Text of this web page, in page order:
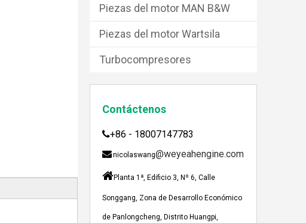
Piezas del motor MAN B&W
Piezas del motor Wartsila
Turbocompresores
Contáctenos
+86 - 18007147783
nicolaswang@weyeahengine.com
Planta 1ª, Edificio 3, Nº 6, Calle
Songgang, Zona de Desarrollo Económico
de Panlongcheng, Distrito Huangpi,
Recientemente, el generador de Biogás